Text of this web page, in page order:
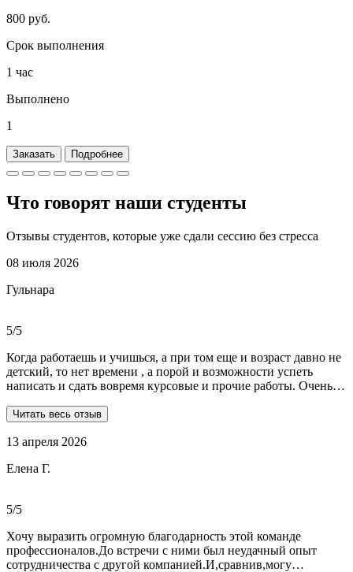
800 руб.
Срок выполнения
1 час
Выполнено
1
Заказать Подробнее
Что говорят наши студенты
Отзывы студентов, которые уже сдали сессию без стресса
08 июля 2026
Гульнара
5/5
Когда работаешь и учишься, а при том еще и возраст давно не
детский, то нет времени , а порой и возможности успеть
написать и сдать вовремя курсовые и прочие работы. Очень
Dist-help. Все мои проблемы в полном смысле слова взяли на
выполнили очень качественно, вовремя и по очень даже
реагируют и отвечают на все вопросы. Теперь буду
Читать весь отзыв
13 апреля 2026
Елена Г.
5/5
Хочу выразить огромную благодарность этой команде
профессионалов.До встречи с ними был неудачный опыт
сотрудничества с другой компанией.И,сравнив,могу